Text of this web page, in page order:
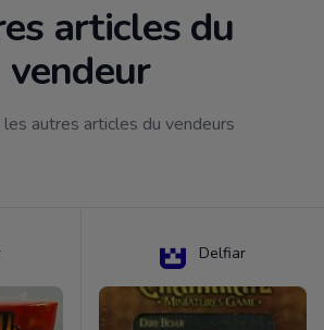
articles du
vendeur
les autres articles du vendeurs
Delfiar